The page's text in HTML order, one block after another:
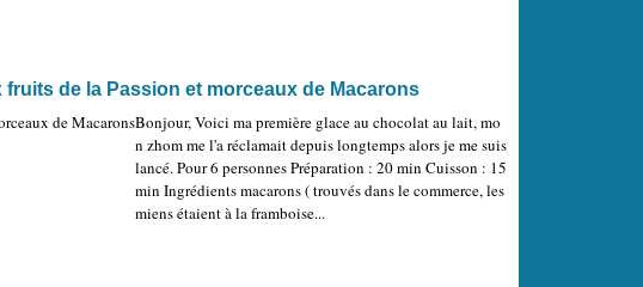
de la Passion et morceaux de Macarons
Bonjour, Voici ma première glace au chocolat au lait, mo
n zhom me l'a réclamait depuis longtemps alors je me suis
lancé. Pour 6 personnes Préparation : 20 min Cuisson : 15
min Ingrédients macarons ( trouvés dans le commerce, les
miens étaient à la framboise...